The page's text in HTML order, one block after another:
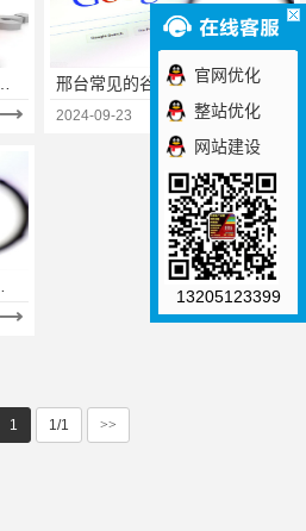
邢台常见的谷歌优化方法有哪
些？（二）
2024-09-23
1 1/1 >>
官网优化
整站优化
网站建设
13205123399